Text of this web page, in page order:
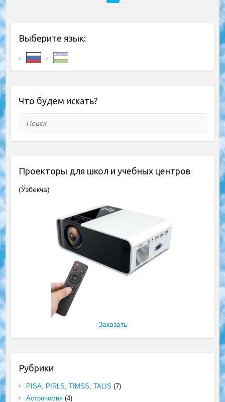
Выберите язык:
Что будем искать?
Поиск
Проекторы для школ и учебных центров
(Ўзбекча)
Заказать
Рубрики
PISA, PIRLS, TIMSS, TALIS (7)
Астрономия(4)